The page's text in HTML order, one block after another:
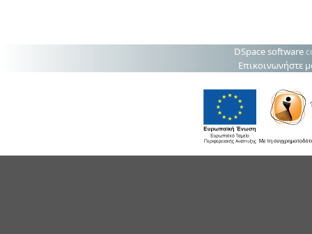
DSpace software
Επικοινωνήστε